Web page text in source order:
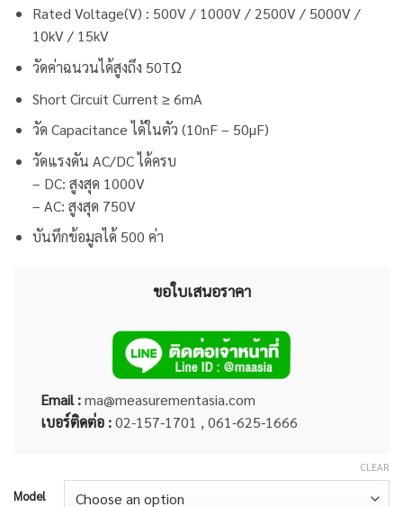
Rated Voltage(V) : 500V / 1000V / 2500V / 5000V /
10kV / 15kV
วัดค่าฉนวนได้สูงถึง 50TΩ
Short Circuit Current ≥ 6mA
วัด Capacitance ได้ในตัว (10nF – 50µF)
วัดแรงดัน AC/DC ได้ครบ
– DC: สูงสุด 1000V
– AC: สูงสุด 750V
บันทึกข้อมูลได้ 500 ค่า
ขอใบเสนอราคา
Email :ma@measurementasia.com
เบอร์ติดต่อ :02-157-1701 , 061-625-1666
Model
CLEAR